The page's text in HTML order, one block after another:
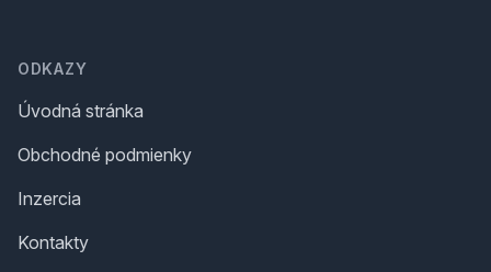
ODKAZY
Úvodná stránka
Obchodné podmienky
Inzercia
Kontakty